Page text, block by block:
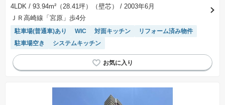
※取引にかかる費用：物件の契約手続き、決済、引き渡し時にかかる費用を表示しています。
不動産会社によって表記有無が異なるため、ご自身で十分な確認をしていただくようにお願い
いたします。
場合があります。
4LDK / 93.94m²（28.41坪）（壁芯）
/ 2003年6月
ＪＲ高崎線「宮原」歩4分
駐車場(普通車)あり WIC 対面キッチン
リフォーム済み物件
駐車場空き
システムキッチン